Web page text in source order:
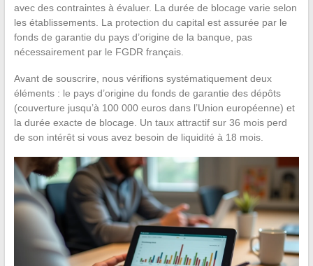
avec des contraintes à évaluer. La durée de blocage varie selon
les établissements. La protection du capital est assurée par le
fonds de garantie du pays d’origine de la banque, pas
nécessairement par le FGDR français.
Avant de souscrire, nous vérifions systématiquement deux
éléments : le pays d’origine du fonds de garantie des dépôts
(couverture jusqu’à 100 000 euros dans l’Union européenne) et
la durée exacte de blocage. Un taux attractif sur 36 mois perd
de son intérêt si vous avez besoin de liquidité à 18 mois.